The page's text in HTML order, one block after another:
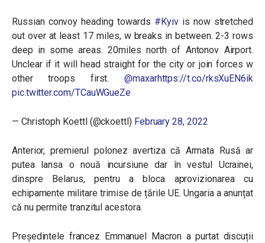
Russian convoy heading towards #Kyivis now stretched
out over at least 17 miles, w breaks in between. 2-3 rows
deep in some areas. 20miles north of Antonov Airport.
Unclear if it will head straight for the city or join forces w
other troops first.@maxarhttps://t.co/rksXuEN6ik
pic.twitter.com/TCauWGueZe
— Christoph Koettl (@ckoettl) February 28, 2022
Anterior, premierul polonez avertiza că Armata Rusă ar
putea lansa o nouă incursiune dar în vestul Ucrainei,
dinspre Belarus, pentru a bloca aprovizionarea cu
echipamente militare trimise de țările UE. Ungaria a anunțat
că nu permite tranzitul acestora.
Președintele francez Emmanuel Macron a purtat discuții